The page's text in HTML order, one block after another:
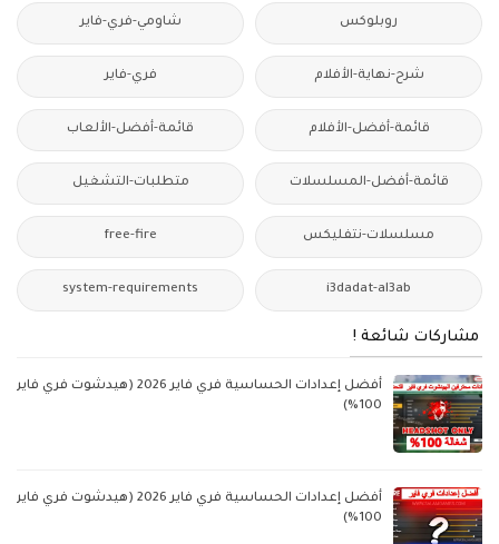
روبلوكس شاومي-فري-فاير
شرح-نهاية-الأفلام فري-فاير
قائمة-أفضل-الأفلام قائمة-أفضل-الألعاب
قائمة-أفضل-المسلسلات متطلبات-التشغيل
مسلسلات-نتفليكس free-fire
i3dadat-al3ab
system-requirements
مشاركات شائعة !
أفضل إعدادات الحساسية فري فاير 2026 (هيدشوت فري فاير
100%)
أفضل إعدادات الحساسية فري فاير 2026 (هيدشوت فري فاير
100%)